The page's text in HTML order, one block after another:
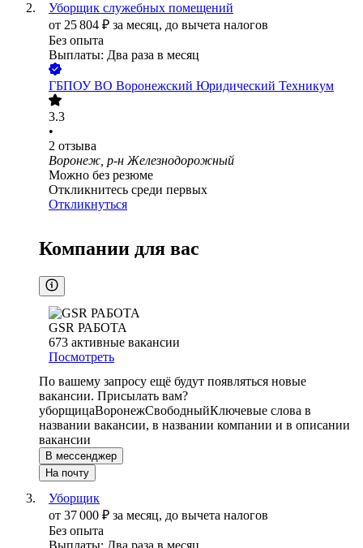
Уборщик служебных помещений
от 25 804 ₽ за месяц, до вычета налогов
Без опыта
Выплаты: Два раза в месяц
ГБПОУ ВО Воронежский Юридический Техникум
3.3
•
2 отзыва
Воронеж, р-н Железнодорожный
Можно без резюме
Откликнитесь среди первых
Откликнуться
Компании для вас
GSR РАБОТА
673 активные вакансии
Посмотреть
По вашему запросу ещё будут появляться новые
вакансии. Присылать вам?
уборщицаВоронежСвободныйКлючевые слова в
названии вакансии, в названии компании и в описании
вакансии
В мессенджер
На почту
Уборщик
от 37 000 ₽ за месяц, до вычета налогов
Без опыта